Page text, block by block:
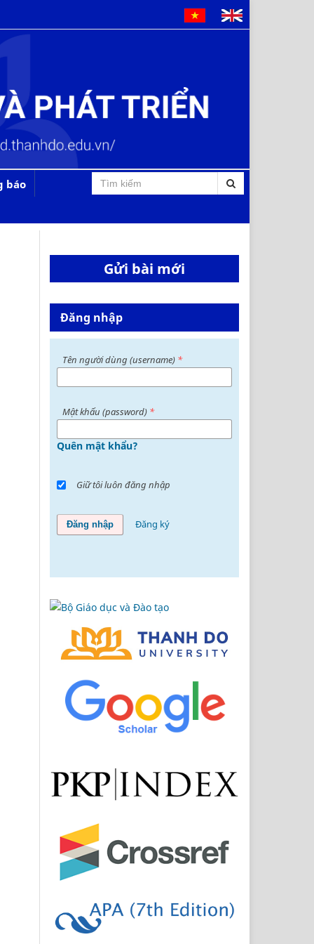
báo
Gửi bài mới
Đăng nhập
Tên người dùng (username) *
Mật khấu (password) *
Quên mật khẩu?
Giữ tôi luôn đăng nhập
Đăng nhập Đăng ký